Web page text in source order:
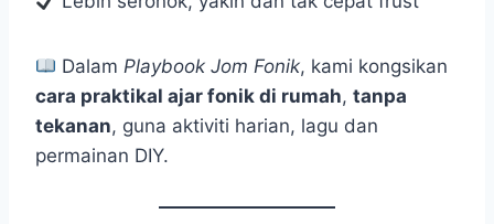
DalamPlaybook Jom Fonik, kami kongsikan
cara praktikal ajar fonik di rumah, tanpa
tekanan, guna aktiviti harian, lagu dan
permainan DIY.